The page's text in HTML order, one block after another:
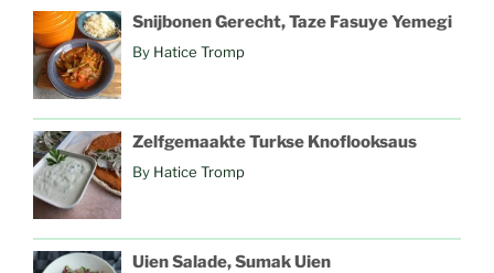
Snijbonen Gerecht, Taze Fasuye Yemegi
By Hatice Tromp
Zelfgemaakte Turkse Knoflooksaus
By Hatice Tromp
Uien Salade, Sumak Uien